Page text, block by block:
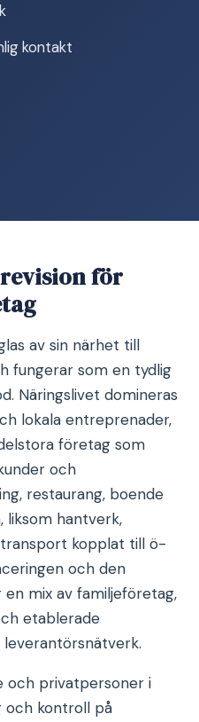
kontakt
för
av sin närhet till
fungerar som en tydlig
Näringslivet domineras
lokala entreprenader,
företag som
och
restaurang, boende
liksom hantverk,
kopplat till ö-
och den
mix av familjeföretag,
etablerade
och privatpersoner i
och kontroll på